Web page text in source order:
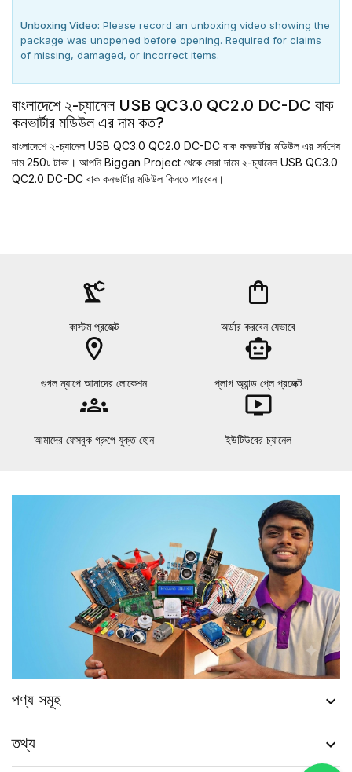
Unboxing Video: Please record an unboxing video showing the
package was unopened before opening. Required for claims
of missing, damaged, or incorrect items.
বাংলাদেশে ২-চ্যানেল USB QC3.0 QC2.0 DC-DC বাক
কনভার্টার মডিউল এর দাম কত?
বাংলাদেশে ২-চ্যানেল USB QC3.0 QC2.0 DC-DC বাক কনভার্টার মডিউল এর সর্বশেষ
দাম 250৳ টাকা। আপনি Biggan Project থেকে সেরা দামে ২-চ্যানেল USB QC3.0
QC2.0 DC-DC বাক কনভার্টার মডিউল কিনতে পারবেন।
precision_manufacturing
কাস্টম প্রজেক্ট
shopping_bag
অর্ডার করবেন যেভাবে
location_on
গুগল ম্যাপে আমাদের লোকেশন
smart_toy
প্লাগ অ্যান্ড প্লে প্রজেক্ট
groups
আমাদের ফেসবুক গ্রুপে যুক্ত হোন
ondemand_video
ইউটিউবের চ্যানেল
পণ্য সমূহ 
তথ্য 